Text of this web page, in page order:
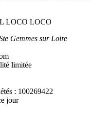
LOCO LOCO
Gemmes sur Loire
limitée
: 100269422
jour